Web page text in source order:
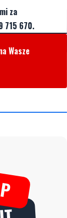
za
715 670.
Wasze